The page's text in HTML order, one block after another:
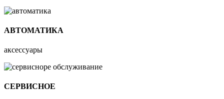
АВТОМАТИКА
аксессуары
СЕРВИСНОЕ